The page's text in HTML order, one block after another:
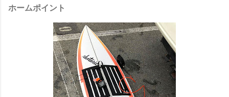
ホームポイント